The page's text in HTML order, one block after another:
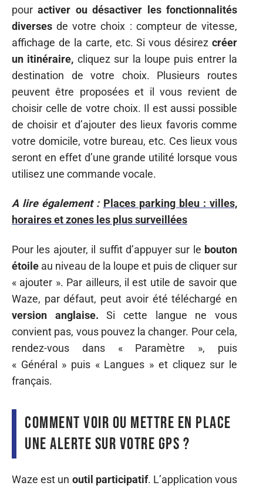
pouractiver ou désactiver les fonctionnalités
diverses de votre choix : compteur de vitesse,
affichage de la carte, etc. Si vous désirez créer
un itinéraire, cliquez sur la loupe puis entrer la
destination de votre choix. Plusieurs routes
peuvent être proposées et il vous revient de
choisir celle de votre choix. Il est aussi possible
de choisir et d’ajouter des lieux favoris comme
votre domicile, votre bureau, etc. Ces lieux vous
seront en effet d’une grande utilité lorsque vous
utilisez une commande vocale.
A lire également : Places parking bleu : villes,
horaires et zones les plus surveillées
Pour les ajouter, il suffit d’appuyer sur le bouton
étoile au niveau de la loupe et puis de cliquer sur
« ajouter ». Par ailleurs, il est utile de savoir que
Waze, par défaut, peut avoir été téléchargé en
version anglaise. Si cette langue ne vous
convient pas, vous pouvez la changer. Pour cela,
rendez-vous dans « Paramètre », puis
« Général » puis « Langues » et cliquez sur le
français.
Comment voir ou mettre en place
une alerte sur votre GPS ?
Waze est un outil participatif. L’application vous